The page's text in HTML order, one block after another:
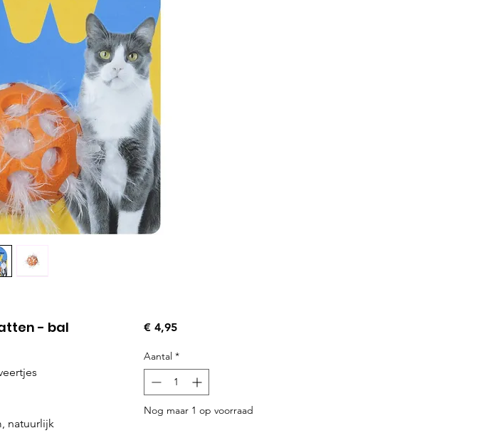
- bal
natuurlijk
€ 4,95Prijs
Aantal *
Nog maar 1 op voorraad